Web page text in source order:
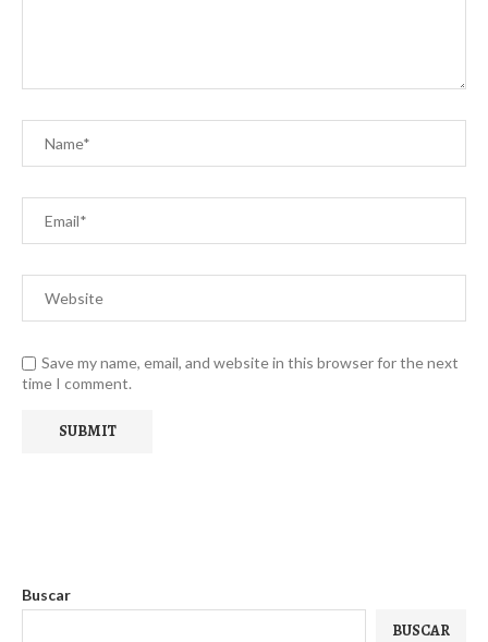
Save my name, email, and website in this browser for the next
time I comment.
Buscar
BUSCAR